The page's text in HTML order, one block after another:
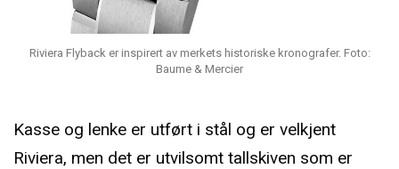
Riviera Flyback er inspirert av merkets historiske kronografer. Foto:
Baume & Mercier
Kasse og lenke er utført i stål og er velkjent
Riviera, men det er utvilsomt tallskiven som er